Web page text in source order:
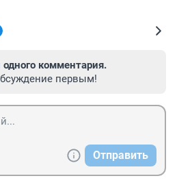
комментария.
первым!
Отправить